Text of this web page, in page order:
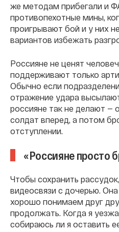
же методам прибегали и
противопехотные мины,
проигрывают бой и у них
вариантов избежать
Россияне не ценят
поддерживают только
Обычно если
отражение удара
россияне так не делают —
солдат вперед, а потом
отступлении.
«Россияне просто
Чтобы сохранить
видеосвязи с дочерью.
хорошо понимаем друг
продолжать. Когда я
собираюсь ли я оставить